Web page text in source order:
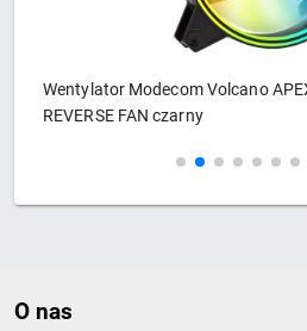
Wentylator Modecom Volcano
REVERSE FAN czarny
O nas